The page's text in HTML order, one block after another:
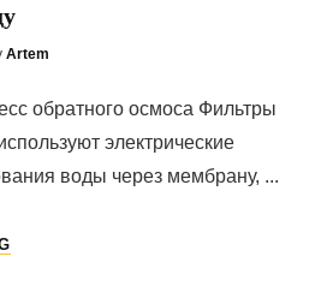
СНИМКОВ
Artem
обратного осмоса Фильтры
электрические
воды через мембрану, ...